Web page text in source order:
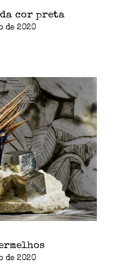
cor preta
de 2020
de 2020